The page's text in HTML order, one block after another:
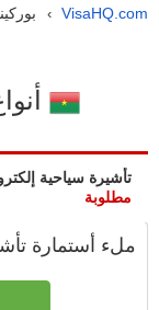
VisaHQ.com
›
تأشيرة سياحية
مطلوبة
ملء أستمارة